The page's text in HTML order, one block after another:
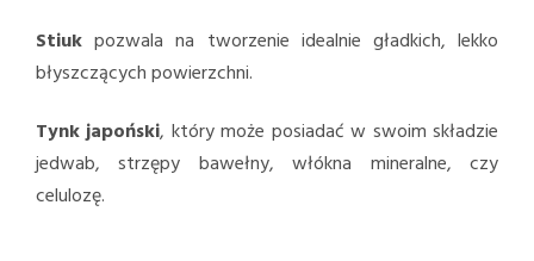
Stiuk pozwala na tworzenie idealnie gładkich, lekko
błyszczących powierzchni.
Tynk japoński, który może posiadać w swoim składzie
jedwab, strzępy bawełny, włókna mineralne, czy
celulozę.